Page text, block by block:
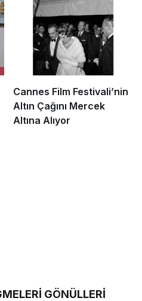
Cannes Film Festivali’nin
Altın Çağını Mercek
Altına Alıyor
GÖNÜLLERİ